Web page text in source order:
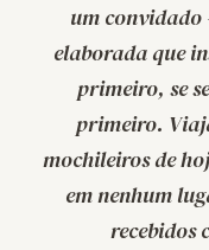
um
elaborada que
primeiro, se
primeiro.
mochileiros de
em nenhum
recebidos